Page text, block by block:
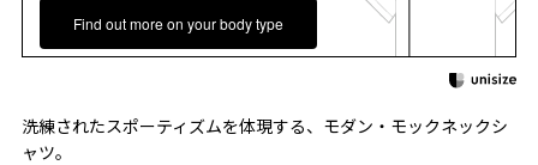
Find out more on your body type
洗練されたスポーティズムを体現する、モダン・モックネックシ
ャツ。